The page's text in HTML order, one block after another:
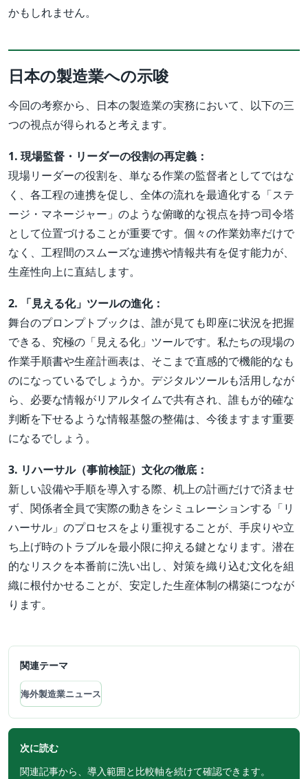
かもしれません。
日本の製造業への示唆
今回の考察から、日本の製造業の実務において、以下の三
つの視点が得られると考えます。
1. 現場監督・リーダーの役割の再定義：
現場リーダーの役割を、単なる作業の監督者としてではな
く、各工程の連携を促し、全体の流れを最適化する「ステ
ージ・マネージャー」のような俯瞰的な視点を持つ司令塔
として位置づけることが重要です。個々の作業効率だけで
なく、工程間のスムーズな連携や情報共有を促す能力が、
生産性向上に直結します。
2. 「見える化」ツールの進化：
舞台のプロンプトブックは、誰が見ても即座に状況を把握
できる、究極の「見える化」ツールです。私たちの現場の
作業手順書や生産計画表は、そこまで直感的で機能的なも
のになっているでしょうか。デジタルツールも活用しなが
ら、必要な情報がリアルタイムで共有され、誰もが的確な
判断を下せるような情報基盤の整備は、今後ますます重要
になるでしょう。
3. リハーサル（事前検証）文化の徹底：
新しい設備や手順を導入する際、机上の計画だけで済ませ
ず、関係者全員で実際の動きをシミュレーションする「リ
ハーサル」のプロセスをより重視することが、手戻りや立
ち上げ時のトラブルを最小限に抑える鍵となります。潜在
的なリスクを本番前に洗い出し、対策を織り込む文化を組
織に根付かせることが、安定した生産体制の構築につなが
ります。
関連テーマ
海外製造業ニュース
次に読む
関連記事から、導入範囲と比較軸を続けて確認できます。